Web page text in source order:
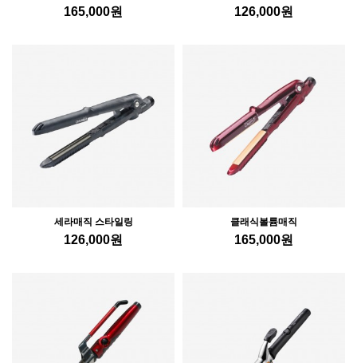
165,000원 126,000원
세라매직 스타일링
126,000원
클래식볼륨매직
165,000원